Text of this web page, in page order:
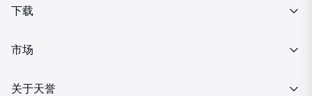
产品介绍
下载
MT4下载
市场
行情报价
关于天誉